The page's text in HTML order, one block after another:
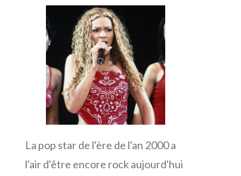
La pop star de l'ère de l'an 2000 a
l'air d'être encore rock aujourd'hui